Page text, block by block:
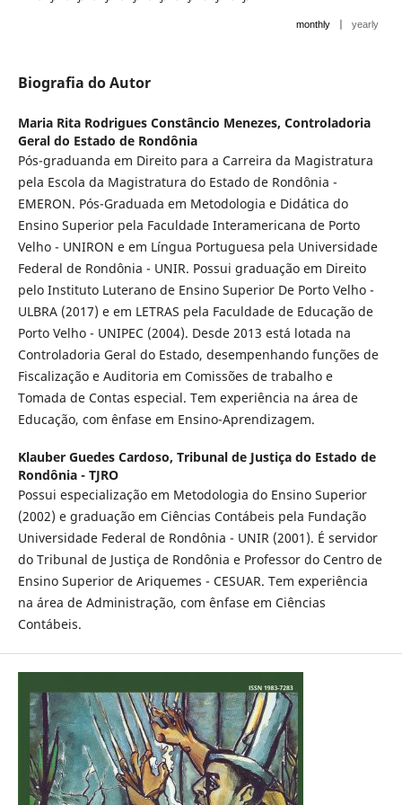
monthly | yearly
Biografia do Autor
Maria Rita Rodrigues Constâncio Menezes, Controladoria
Geral do Estado de Rondônia
Pós-graduanda em Direito para a Carreira da Magistratura
pela Escola da Magistratura do Estado de Rondônia -
EMERON. Pós-Graduada em Metod­ologia e Didática do
Ensino Superior pela Faculdade Interamericana de Por­to
Velho - UNIRON e em Língua Portuguesa pela Universidade
Federal de Rondônia - UNIR. Possui graduação em Direito
pelo Instituto Luterano de Ensino Superior De Porto Velho -
ULBRA (2017) e em LETRAS pela Facul­dade de Educação de
Porto Velho - UNIPEC (2004). Desde 2013 está lotada na
Controladoria Geral do Estado, desempenhando funções de
Fiscalização e Auditoria em Comissões de trabalho e
Tomada de Contas especial. Tem experiência na área de
Educação, com ênfase em Ensino-Aprendizagem.
Klauber Guedes Cardoso, Tribunal de Justiça do Estado de
Rondônia - TJRO
Possui especialização em Metodologia do Ensino Superior
(2002) e graduação em Ciências Contábeis pela Fundação
Universidade Federal de Rondônia - UNIR (2001). É servidor
do Tribunal de Justiça de Rondônia e Professor do Centro de
Ensino Superior de Ariquemes - CESUAR. Tem experiência
na área de Administração, com ênfase em Ciências
Contábeis.